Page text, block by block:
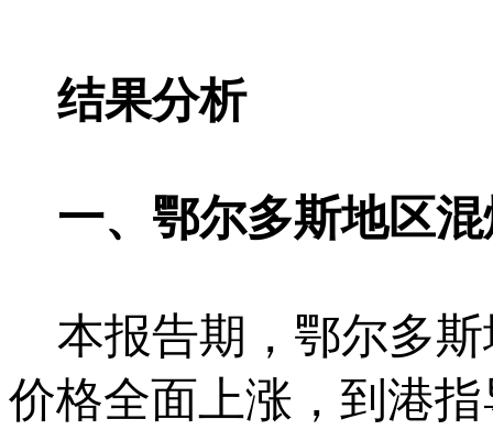
结果分析
一、鄂尔多斯地区混
本报告期，鄂尔多斯
价格全面上涨，到港